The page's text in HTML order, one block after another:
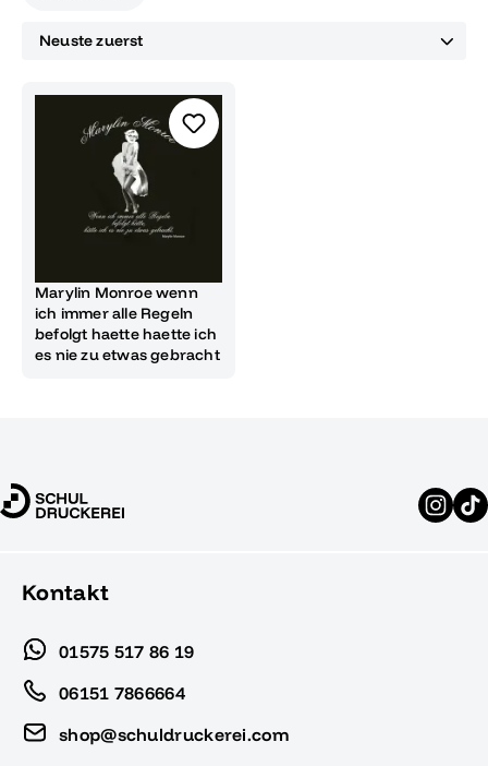
Marylin Monroe wenn
ich immer alle Regeln
befolgt haette haette ich
es nie zu etwas gebracht
Kontakt
01575 517 86 19
06151 7866664
shop@schuldruckerei.com